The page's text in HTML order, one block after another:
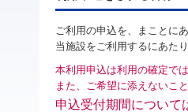
ご利用の申込を、まことに
当施設をご利用するにあた
本利用申込は利用の確定で
また、ご希望に添えないこ
申込受付期間について